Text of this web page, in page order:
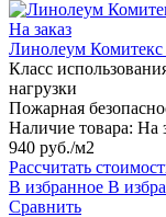
На заказ
Линолеум
Класс
нагрузки
Пожарная
Наличие товара: На
940 руб./м2
Рассчитать
В избранное В
Сравнить